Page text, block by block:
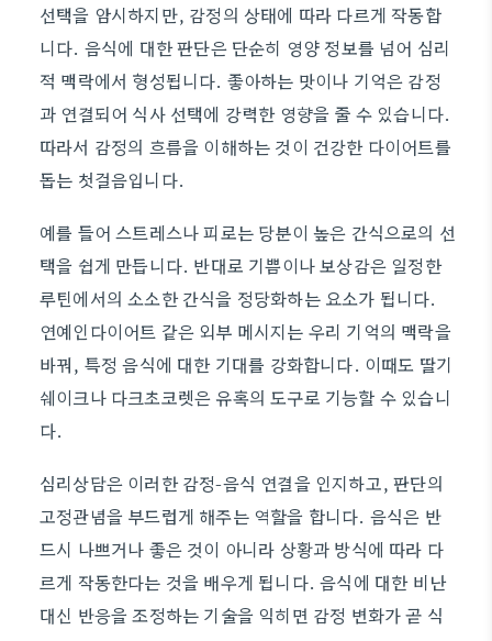
선택을 암시하지만, 감정의 상태에 따라 다르게 작동합
니다. 음식에 대한 판단은 단순히 영양 정보를 넘어 심리
적 맥락에서 형성됩니다. 좋아하는 맛이나 기억은 감정
과 연결되어 식사 선택에 강력한 영향을 줄 수 있습니다.
따라서 감정의 흐름을 이해하는 것이 건강한 다이어트를
돕는 첫걸음입니다.
예를 들어 스트레스나 피로는 당분이 높은 간식으로의 선
택을 쉽게 만듭니다. 반대로 기쁨이나 보상감은 일정한
루틴에서의 소소한 간식을 정당화하는 요소가 됩니다.
연예인다이어트 같은 외부 메시지는 우리 기억의 맥락을
바꿔, 특정 음식에 대한 기대를 강화합니다. 이때도 딸기
쉐이크나 다크초코렛은 유혹의 도구로 기능할 수 있습니
다.
심리상담은 이러한 감정-음식 연결을 인지하고, 판단의
고정관념을 부드럽게 해주는 역할을 합니다. 음식은 반
드시 나쁘거나 좋은 것이 아니라 상황과 방식에 따라 다
르게 작동한다는 것을 배우게 됩니다. 음식에 대한 비난
대신 반응을 조정하는 기술을 익히면 감정 변화가 곧 식